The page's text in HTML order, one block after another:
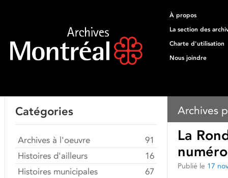
À propos
La section des
Charte d'utilisation
Nous joindre
Archives
La
Publié le 17
Catégories
Archives à l'oeuvre
91
Histoires d'ailleurs
16
Histoires municipales
67